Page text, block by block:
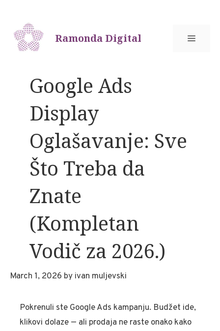
content
Ramonda Digital
Google Ads
Display
Oglašavanje: Sve
Što Treba da
Znate
(Kompletan
Vodič za 2026.)
March 1, 2026 by ivan muljevski
Pokrenuli ste Google Ads kampanju. Budžet ide,
klikovi dolaze — ali prodaja ne raste onako kako